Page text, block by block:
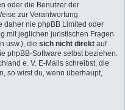
oder die Benutzer der
zur Verantwortung
daher nie phpBB Limited oder
mit jeglichen juristischen Fragen
usw.), die sich nicht direkt auf
phpBB-Software selbst beziehen.
e. V. E-Mails schreibst, die
so wirst du, wenn überhaupt,